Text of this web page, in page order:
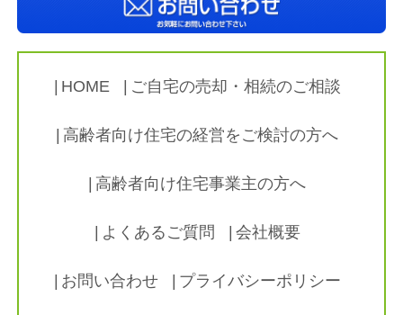
HOME ご自宅の売却・相続のご相談
高齢者向け住宅の経営をご検討の方へ
高齢者向け住宅事業主の方へ
よくあるご質問 会社概要
お問い合わせ プライバシーポリシー